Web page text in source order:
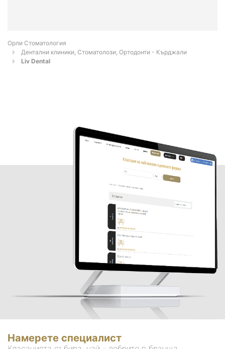
Орли Стоматология
Дентални клиники, Стоматолози, Ортодонти - Кърджали
Liv Dental
Намерете специалист